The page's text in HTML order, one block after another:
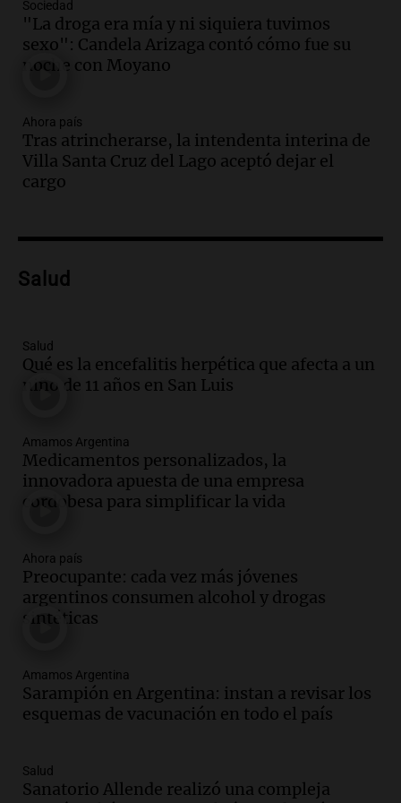
Panorama Federal
Episodios
Audio. El alzobispo García Cueva llama a
Panorama Federal
Episodios
Audio.La inflación en Buenos Aires
alcanza el 2,9% en julio, generando
Audio.
Episodios
Audio. Docentes de Jujuy denuncian
Panorama Federal
Episodios
Audio.Siniestro vial en Salta: una mujer
fallece tras perder el control de su
Panorama Federal
Episodios
Audio.Docentes de Jujuy enfrentan
descuentos de hasta 700.000 pesos en
Panorama Federal
Episodios
Audio. La justicia reconoce el COVID
como enfermedad laboral tras caso de
Episodios
Sociedad
"La droga era mía y ni siquiera tuvimos
sexo": Candela Arizaga contó cómo fue su
noche con Moyano
Ahora país
Tras atrincherarse, la intendenta interina de
Villa Santa Cruz del Lago aceptó dejar el
cargo
Salud
Salud
Qué es la encefalitis herpética que afecta a un
niño de 11 años en San Luis
Amamos Argentina
Medicamentos personalizados, la
innovadora apuesta de una empresa
cordobesa para simplificar la vida
Ahora país
Preocupante: cada vez más jóvenes
argentinos consumen alcohol y drogas
sintéticas
Amamos Argentina
Sarampión en Argentina: instan a revisar los
esquemas de vacunación en todo el país
Salud
Sanatorio Allende realizó una compleja